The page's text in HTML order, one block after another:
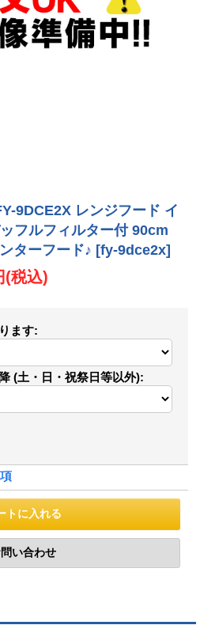
9DCE2X レンジフード イ
フルフィルター付 90cm
ターフード♪ [fy-9dce2x]
(税込)
ます:
(土・日・祝祭日等以外):